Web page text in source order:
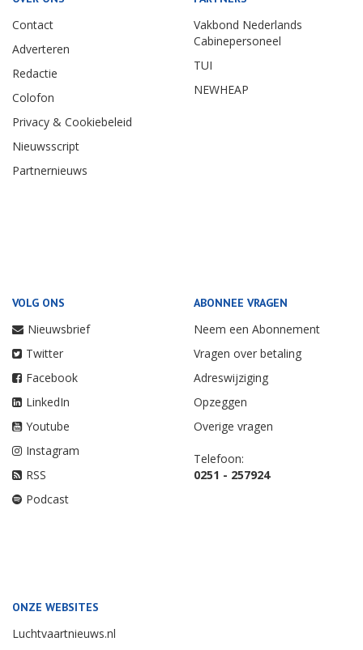
Contact
Adverteren
Redactie
Colofon
Privacy & Cookiebeleid
Nieuwsscript
Partnernieuws
Vakbond Nederlands
Cabinepersoneel
TUI
NEWHEAP
VOLG ONS
Nieuwsbrief
Twitter
Facebook
LinkedIn
Youtube
Instagram
RSS
Podcast
ABONNEE VRAGEN
Neem een Abonnement
Vragen over betaling
Adreswijziging
Opzeggen
Overige vragen
Telefoon:
0251 - 257924
ONZE WEBSITES
Luchtvaartnieuws.nl